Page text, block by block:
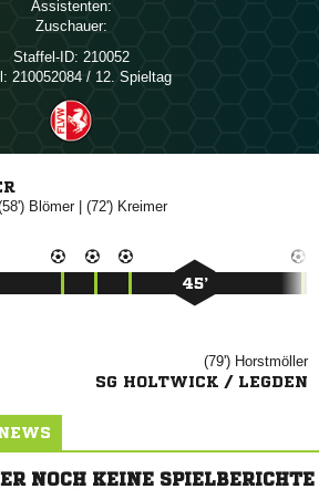
Assistenten:
Zuschauer:
Staffel-ID: 210052
210052084 / 12. Spieltag
| (72') 
45’
(79') 
SG HOLTWICK / LEGDEN
NOCH KEINE SPIELBERICHTE